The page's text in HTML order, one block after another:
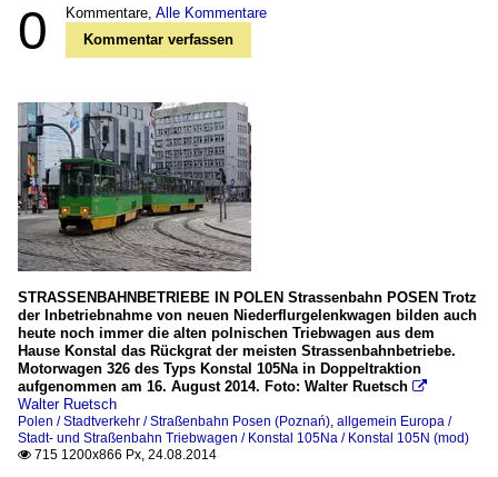
0 Kommentare, Alle Kommentare
Kommentar verfassen
STRASSENBAHNBETRIEBE IN POLEN Strassenbahn POSEN Trotz
der Inbetriebnahme von neuen Niederflurgelenkwagen bilden auch
heute noch immer die alten polnischen Triebwagen aus dem
Hause Konstal das Rückgrat der meisten Strassenbahnbetriebe.
Motorwagen 326 des Typs Konstal 105Na in Doppeltraktion
aufgenommen am 16. August 2014. Foto: Walter Ruetsch 
Walter Ruetsch
Polen / Stadtverkehr / Straßenbahn Posen (Poznań), allgemein Europa /
Stadt- und Straßenbahn Triebwagen / Konstal 105Na / Konstal 105N (mod)
 715 1200x866 Px, 24.08.2014